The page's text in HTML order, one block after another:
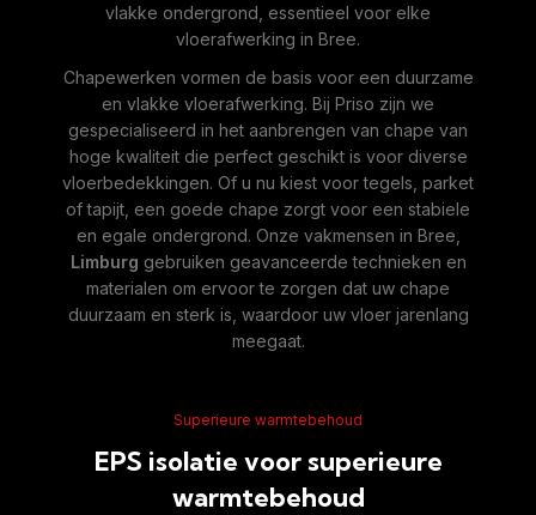
vlakke ondergrond, essentieel voor elke
vloerafwerking in Bree.
Chapewerken vormen de basis voor een duurzame
en vlakke vloerafwerking. Bij Priso zijn we
gespecialiseerd in het aanbrengen van chape van
hoge kwaliteit die perfect geschikt is voor diverse
vloerbedekkingen. Of u nu kiest voor tegels, parket
of tapijt, een goede chape zorgt voor een stabiele
en egale ondergrond. Onze vakmensen in Bree,
Limburg gebruiken geavanceerde technieken en
materialen om ervoor te zorgen dat uw chape
duurzaam en sterk is, waardoor uw vloer jarenlang
meegaat.
Superieure warmtebehoud
EPS isolatie voor superieure
warmtebehoud